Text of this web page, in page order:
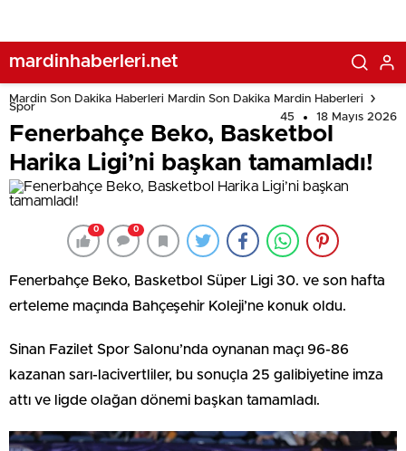
mardinhaberleri.net
Mardin Son Dakika Haberleri Mardin Son Dakika Mardin Haberleri
Spor
45
18 Mayıs 2026
Fenerbahçe Beko, Basketbol
Harika Ligi’ni başkan tamamladı!
0 0
Fenerbahçe Beko, Basketbol Süper Ligi 30. ve son hafta
erteleme maçında Bahçeşehir Koleji’ne konuk oldu.
Sinan Fazilet Spor Salonu’nda oynanan maçı 96-86
kazanan sarı-lacivertliler, bu sonuçla 25 galibiyetine imza
attı ve ligde olağan dönemi başkan tamamladı.